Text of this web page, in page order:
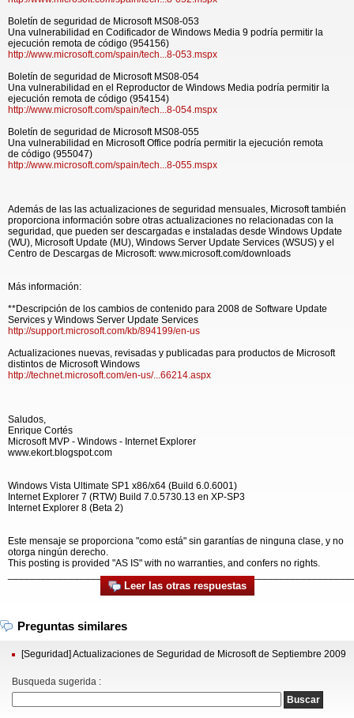
Boletín de seguridad de Microsoft MS08-053
Una vulnerabilidad en Codificador de Windows Media 9 podría permitir la
ejecución remota de código (954156)
http://www.microsoft.com/spain/tech...8-053.mspx
Boletín de seguridad de Microsoft MS08-054
Una vulnerabilidad en el Reproductor de Windows Media podría permitir la
ejecución remota de código (954154)
http://www.microsoft.com/spain/tech...8-054.mspx
Boletín de seguridad de Microsoft MS08-055
Una vulnerabilidad en Microsoft Office podría permitir la ejecución remota
de código (955047)
http://www.microsoft.com/spain/tech...8-055.mspx
Además de las las actualizaciones de seguridad mensuales, Microsoft también
proporciona información sobre otras actualizaciones no relacionadas con la
seguridad, que pueden ser descargadas e instaladas desde Windows Update
(WU), Microsoft Update (MU), Windows Server Update Services (WSUS) y el
Centro de Descargas de Microsoft: www.microsoft.com/downloads
Más información:
**Descripción de los cambios de contenido para 2008 de Software Update
Services y Windows Server Update Services
http://support.microsoft.com/kb/894199/en-us
Actualizaciones nuevas, revisadas y publicadas para productos de Microsoft
distintos de Microsoft Windows
http://technet.microsoft.com/en-us/...66214.aspx
Saludos,
Enrique Cortés
Microsoft MVP - Windows - Internet Explorer
www.ekort.blogspot.com
Windows Vista Ultimate SP1 x86/x64 (Build 6.0.6001)
Internet Explorer 7 (RTW) Build 7.0.5730.13 en XP-SP3
Internet Explorer 8 (Beta 2)
Este mensaje se proporciona "como está" sin garantías de ninguna clase, y no
otorga ningún derecho.
This posting is provided "AS IS" with no warranties, and confers no rights.
Leer las otras respuestas
Preguntas similares
[Seguridad] Actualizaciones de Seguridad de Microsoft de Septiembre 2009
Busqueda sugerida :